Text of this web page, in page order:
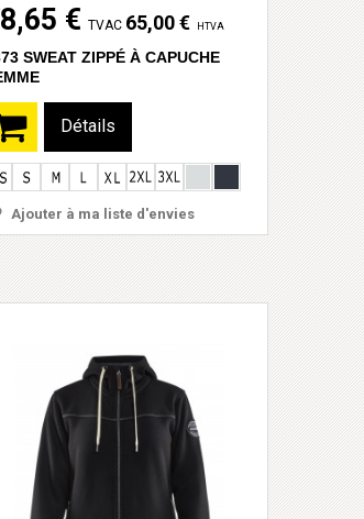
€ TVAC 65,00 € HTVA
SWEAT ZIPPÉ À CAPUCHE
Détails
Ajouter à ma liste d'envies